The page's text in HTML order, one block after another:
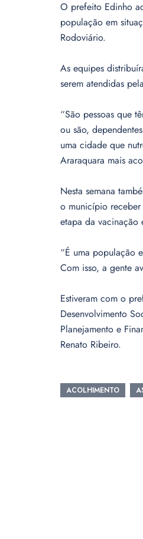
O prefeito Edinho
população em
Rodoviário.
As equipes
serem atendidas
“São pessoas que
ou são,
uma cidade que
Araraquara mais
Nesta semana
o município receber
etapa da vacinação
“É uma população
Com isso, a gente
Estiveram com o
Desenvolvimento
Planejamento e
Renato Ribeiro.
ACOLHIMENTO